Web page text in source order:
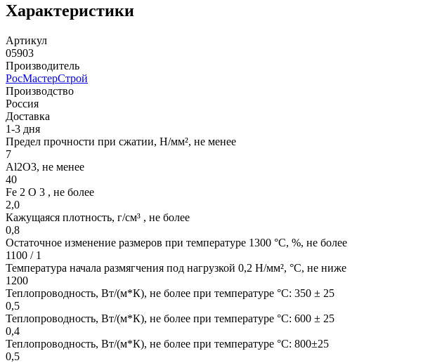
Характеристики
Артикул
05903
Производитель
РосМастерСтрой
Производство
Россия
Доставка
1-3 дня
Предел прочности при сжатии, Н/мм², не менее
7
Аl2О3, не менее
40
Fe 2 O 3 , не более
2,0
Кажущаяся плотность, г/см³ , не более
0,8
Остаточное изменение размеров при температуре 1300 °С, %, не более
1100 / 1
Температура начала размягчения под нагрузкой 0,2 Н/мм², °С, не ниже
1200
Теплопроводность, Вт/(м*К), не более при температуре °С: 350 ± 25
0,5
Теплопроводность, Вт/(м*К), не более при температуре °С: 600 ± 25
0,4
Теплопроводность, Вт/(м*К), не более при температуре °С: 800±25
0,5